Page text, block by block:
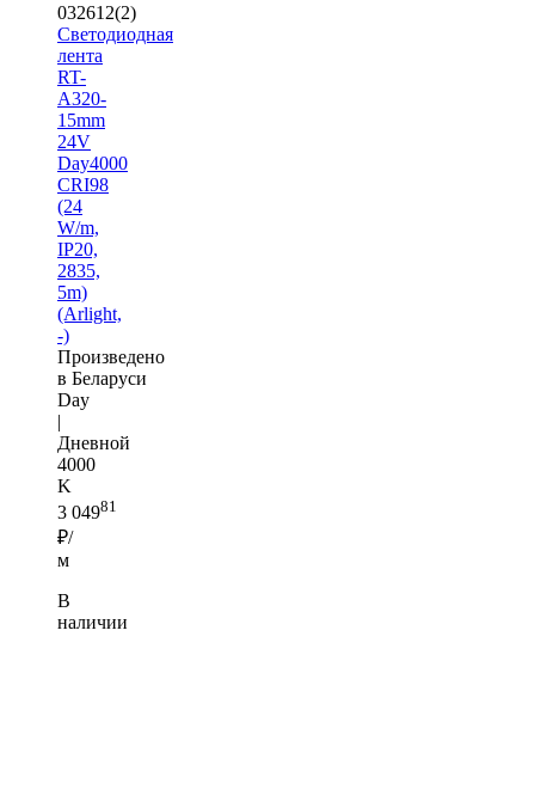
032612(2)
Светодиодная
лента
RT-
A320-
15mm
24V
Day4000
CRI98
(24
W/m,
IP20,
2835,
5m)
(Arlight,
-)
Произведено
в Беларуси
Day
|
Дневной
4000
K
3 04981
₽/
м
В
наличии